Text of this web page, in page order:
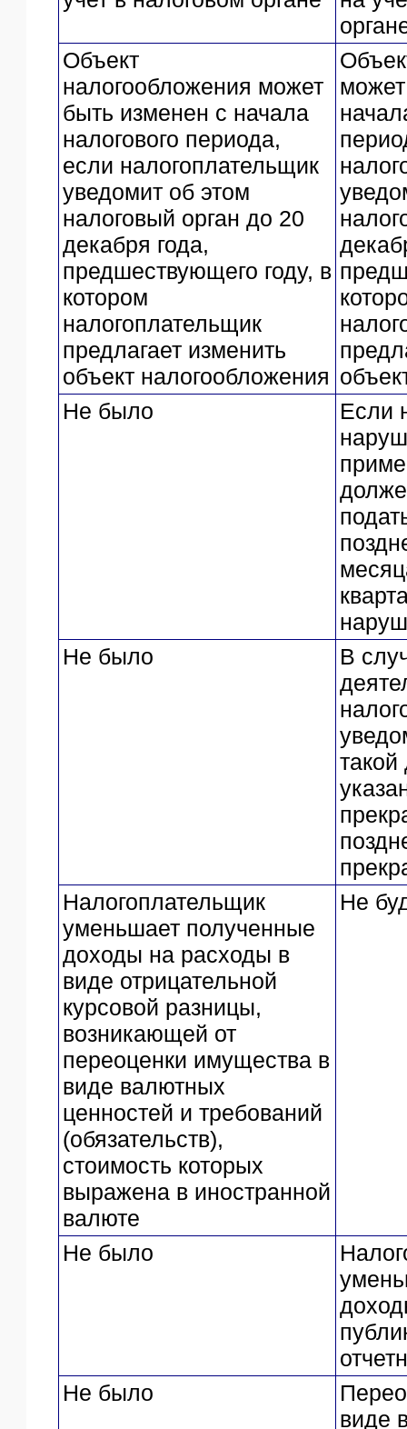
Объект
налогообложения может
быть изменен с начала
налогового периода,
если налогоплательщик
уведомит об этом
налоговый орган до 20
декабря года,
предшествующего году, в
котором
налогоплательщик
предлагает изменить
объект налогообложения
Не было
Если
Не было
В
такой
Налогоплательщик
уменьшает полученные
доходы на расходы в
виде отрицательной
курсовой разницы,
возникающей от
переоценки имущества в
виде валютных
ценностей и требований
(обязательств),
стоимость которых
выражена в иностранной
валюте
Не
Не было
Не было
виде